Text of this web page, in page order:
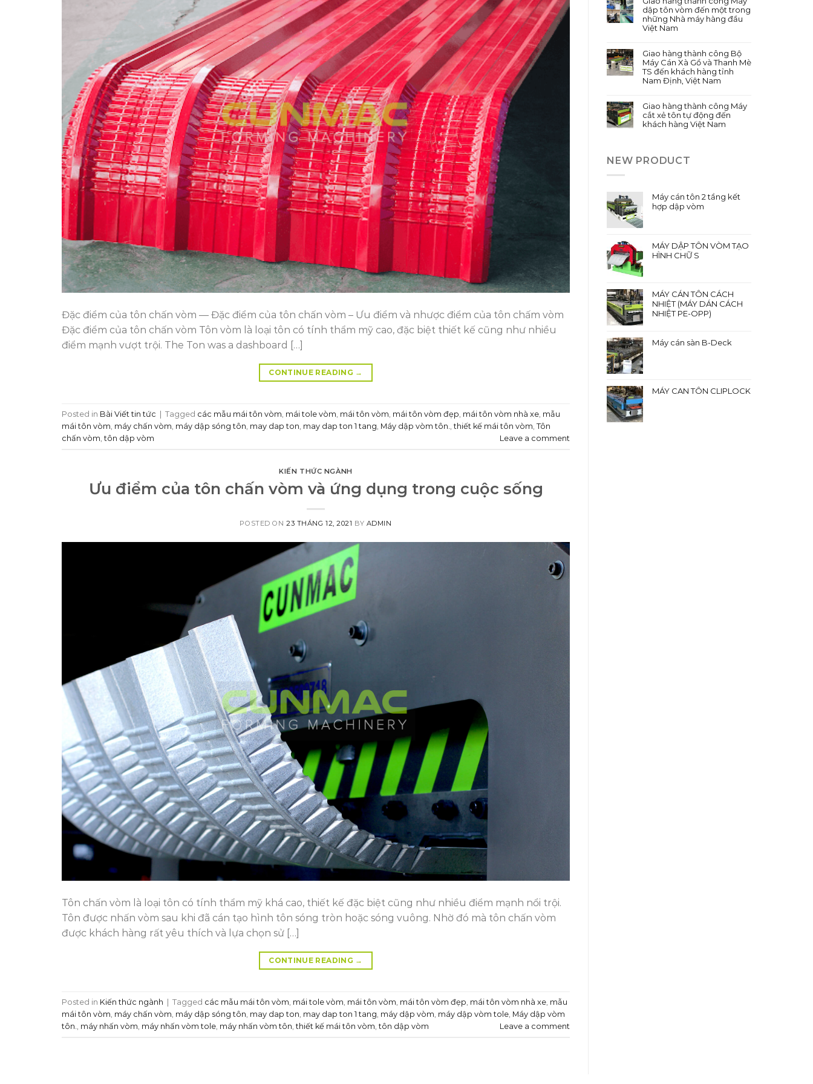
Đặc điểm của tôn chấn vòm — Đặc điểm của tôn chấn vòm – Ưu điểm và nhược điểm của tôn chấm vòm
Đặc điểm của tôn chấn vòm Tôn vòm là loại tôn có tính thẩm mỹ cao, đặc biệt thiết kế cũng như nhiều
điểm mạnh vượt trội. The Ton was a dashboard […]
CONTINUE READING →
Posted in Bài Viết tin tức | Tagged các mẫu mái tôn vòm mái tole vòm mái tôn vòm mái tôn vòm đẹp mái tôn vòm nhà xe mẫu
mái tôn vòm máy chấn vòm máy dập sóng tôn may dap ton may dap ton 1 tang Máy dập vòm tôn. ,thiết kế mái tôn vòm Tôn
chấn vòm ,tôn dập vòm Leave a comment
KIẾN THỨC NGÀNH
Ưu điểm của tôn chấn vòm và ứng dụng trong cuộc sống
POSTED ON 23 THÁNG 12, 2021 BY ADMIN
Tôn chấn vòm là loại tôn có tính thẩm mỹ khá cao, thiết kế đặc biệt cũng như nhiều điểm mạnh nổi trội.
Tôn được nhấn vòm sau khi đã cán tạo hình tôn sóng tròn hoặc sóng vuông. Nhờ đó mà tôn chấn vòm
được khách hàng rất yêu thích và lựa chọn sử […]
CONTINUE READING →
Posted in Kiến thức ngành | Tagged các mẫu mái tôn vòm mái tole vòm mái tôn vòm mái tôn vòm đẹp mái tôn vòm nhà xe mẫu
mái tôn vòm máy chấn vòm máy dập sóng tôn may dap ton may dap ton 1 tang máy dập vòm máy dập vòm tole Máy dập vòm
tôn.
máy nhấn vòm máy nhấn vòm tole máy nhấn vòm tôn ,thiết kế mái tôn vòm ,tôn dập vòm Leave a comment
dập tôn vòm đến một trong
những Nhà máy hàng đầu
Việt Nam
Giao hàng thành công Bộ
Máy Cán Xà Gồ và Thanh Mè
TS đến khách hàng tỉnh
Nam Định, Việt Nam
Giao hàng thành công Máy
cắt xẻ tôn tự động đến
khách hàng Việt Nam
NEW PRODUCT
Máy cán tôn 2 tầng kết
hợp dập vòm
MÁY DẬP TÔN VÒM TẠO
HÌNH CHỮ S
MÁY CÁN TÔN CÁCH
NHIỆT (MÁY DÁN CÁCH
NHIỆT PE-OPP)
Máy cán sàn B-Deck
MÁY CAN TÔN CLIPLOCK